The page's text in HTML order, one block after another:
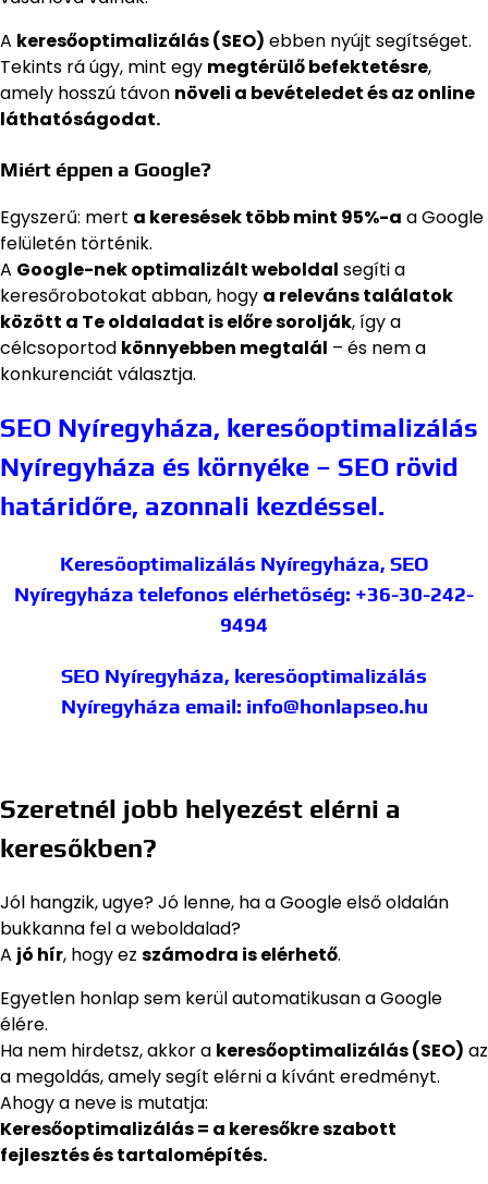
A keresőoptimalizálás (SEO) ebben nyújt segítséget.
Tekints rá úgy, mint egy megtérülő befektetésre,
amely hosszú távon növeli a bevételedet és az online
láthatóságodat.
Miért éppen a Google?
Egyszerű: mert a keresések több mint 95%-a a Google
felületén történik.
A Google-nek optimalizált weboldal segíti a
keresőrobotokat abban, hogy a releváns találatok
között a Te oldaladat is előre sorolják, így a
célcsoportod könnyebben megtalál – és nem a
konkurenciát választja.
SEO Nyíregyháza, keresőoptimalizálás
Nyíregyháza és környéke – SEO rövid
határidőre, azonnali kezdéssel.
Keresőoptimalizálás Nyíregyháza, SEO
Nyíregyháza telefonos elérhetőség: +36-30-242-
9494
SEO Nyíregyháza, keresőoptimalizálás
Nyíregyháza email: info@honlapseo.hu
Szeretnél jobb helyezést elérni a
keresőkben?
Jól hangzik, ugye? Jó lenne, ha a Google első oldalán
bukkanna fel a weboldalad?
A jó hír, hogy ez számodra is elérhető.
Egyetlen honlap sem kerül automatikusan a Google
élére.
Ha nem hirdetsz, akkor a keresőoptimalizálás (SEO) az
a megoldás, amely segít elérni a kívánt eredményt.
Ahogy a neve is mutatja:
Keresőoptimalizálás = a keresőkre szabott
fejlesztés és tartalomépítés.